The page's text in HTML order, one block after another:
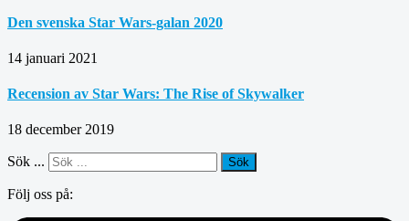
Den svenska Star Wars-galan 2020
14 januari 2021
Recension av Star Wars: The Rise of Skywalker
18 december 2019
Sök ... Sök
Följ oss på: